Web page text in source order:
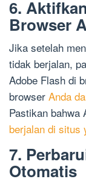
6.
Browser
Jika setelah
tidak berjalan,
Adobe Flash di
browser Anda
Pastikan bahwa
berjalan di situs
7.
Otomatis